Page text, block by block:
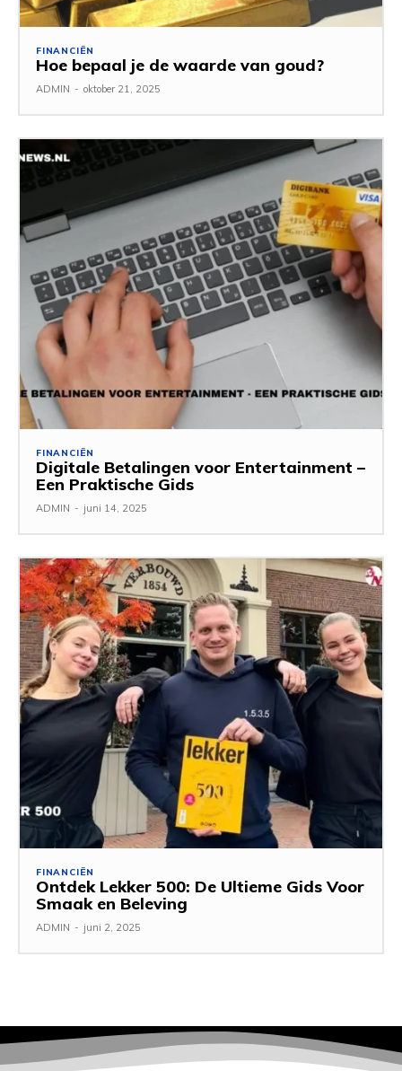
FINANCIËN
Hoe bepaal je de waarde van goud?
ADMIN - oktober 21, 2025
FINANCIËN
Digitale Betalingen voor Entertainment –
Een Praktische Gids
ADMIN - juni 14, 2025
FINANCIËN
Ontdek Lekker 500: De Ultieme Gids Voor
Smaak en Beleving
ADMIN - juni 2, 2025